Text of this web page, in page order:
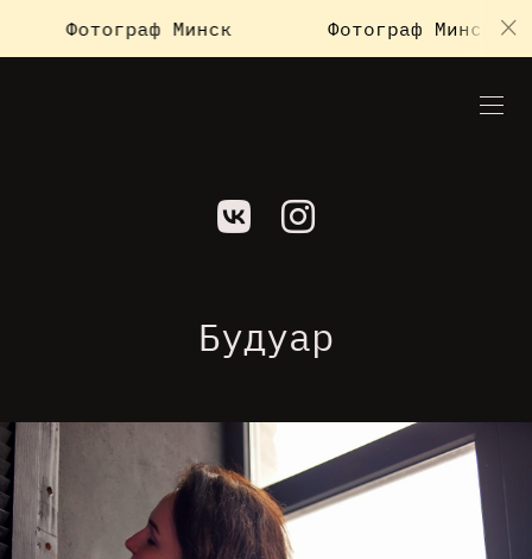
Минск Фотограф Минск
Будуар